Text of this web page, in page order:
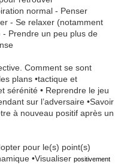
normal - Penser
- Se relaxer (notamment
Prendre un peu plus de
Comment se sont
plans •tactique et
sérénité • Reprendre le jeu
sur l’adversaire •Savoir
à nouveau positif après un
pour le(s) point(s)
•Visualiser positivement